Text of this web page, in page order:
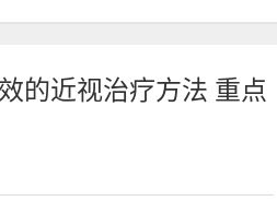
的近视治疗方法 重点